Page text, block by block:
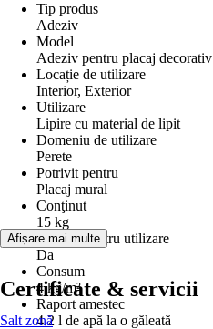
Tip produs
Adeziv
Model
Adeziv pentru placaj decorativ
Locație de utilizare
Interior, Exterior
Utilizare
Lipire cu material de lipit
Domeniu de utilizare
Perete
Potrivit pentru
Placaj mural
Conţinut
15 kg
Pregătit pentru utilizare
Da
Consum
4 kg/m²
Raport amestec
4,2 l de apă la o găleată
Afișare mai multe
Certificate & servicii
Salt zonă